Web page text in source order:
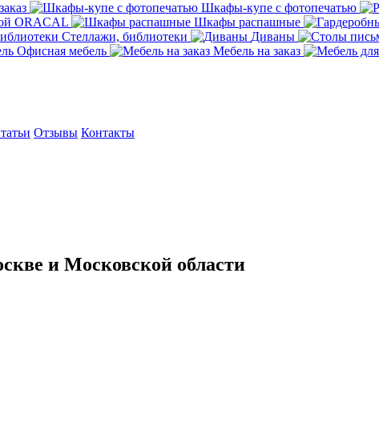
Шкафы-купе с фотопечатью
ORACAL
Шкафы распашные
Стеллажи, библиотеки Диваны
Офисная мебель Мебель на заказ
Отзывы Контакты
и Московской области